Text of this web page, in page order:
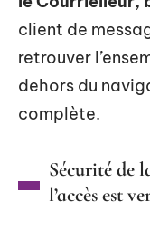
client de
retrouver
dehors du
complète.
Sécurité de
l’accès est